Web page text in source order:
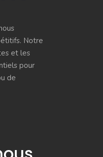
Notre
et les
pour
de